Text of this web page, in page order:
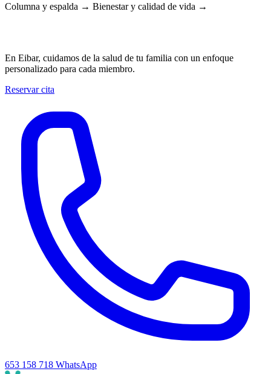
Columna y espalda → Bienestar y calidad de vida →
En Eibar, cuidamos de la salud de tu familia con un enfoque
personalizado para cada miembro.
Reservar cita
653 158 718 WhatsApp